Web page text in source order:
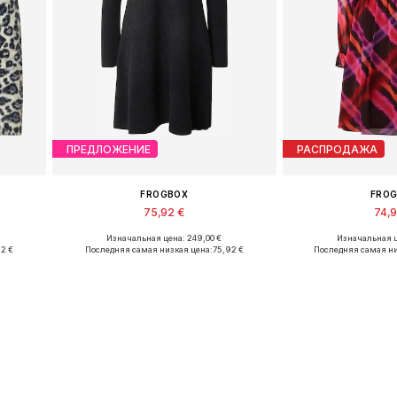
€
ПРЕДЛОЖЕНИЕ
FROGBOX
75,92 €
Доступные размеры: S
Изначальная цена: 249,00 €
Последняя самая низкая цена:75,92 €
РАСПРОДАЖА
Доступные
Изначальная
Последняя самая